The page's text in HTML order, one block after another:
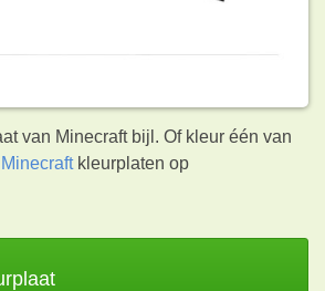
van Minecraft bijl. Of kleur één van
Minecraftkleurplaten op